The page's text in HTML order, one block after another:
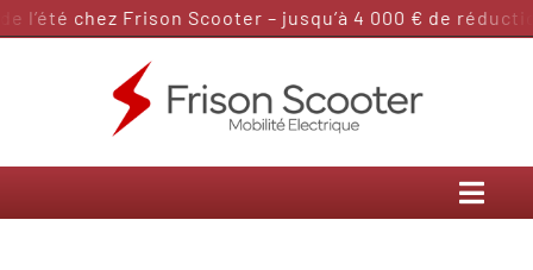
Passer
l’été chez Frison Scooter – jusqu’à 4 000 € de